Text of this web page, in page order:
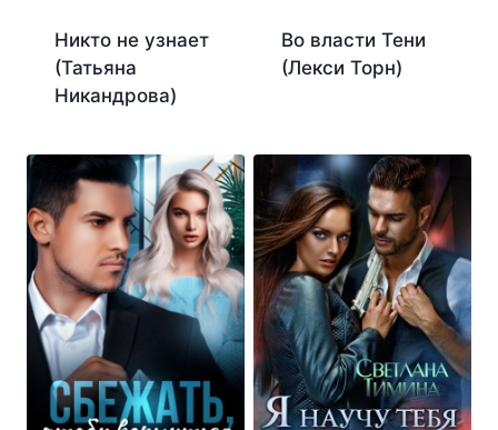
Никто не узнает
(Татьяна
Никандрова)
Во власти Тени
(Лекси Торн)